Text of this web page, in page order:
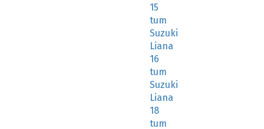
15
tum
Suzuki
Liana
16
tum
Suzuki
Liana
18
tum